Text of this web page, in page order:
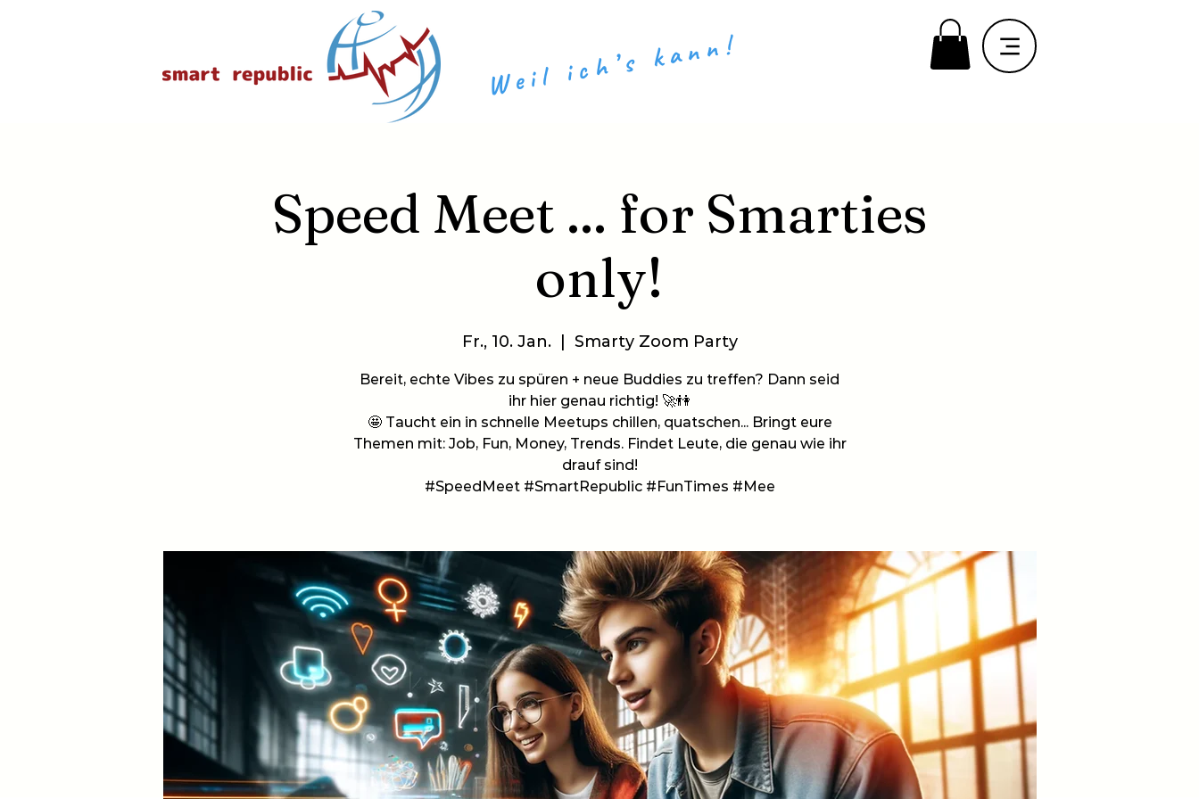
Weil ich’s kann!
Speed Meet ... for Smarties
only!
Fr., 10. Jan.
  |
Smarty Zoom Party
Bereit, echte Vibes zu spüren + neue Buddies zu treffen? Dann seid
ihr hier genau richtig! 🚀👫
🤩 Taucht ein in schnelle Meetups chillen, quatschen... Bringt eure
Themen mit: Job, Fun, Money, Trends. Findet Leute, die genau wie ihr
drauf sind!
#SpeedMeet #SmartRepublic #FunTimes #Mee